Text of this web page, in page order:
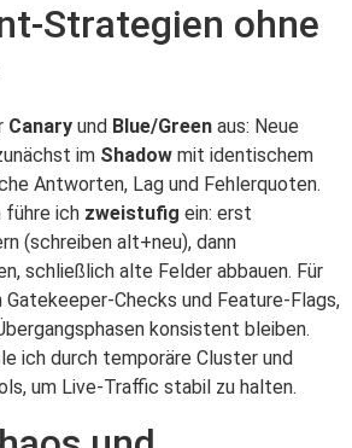
ohne
Canary und Blue/Green aus: Neue
im Shadow mit identischem
Antworten, Lag und Fehlerquoten.
führe ich zweistufig ein: erst
(schreiben alt+neu), dann
schließlich alte Felder abbauen. Für
und Feature‑Flags,
konsistent bleiben.
ich durch temporäre Cluster und
um Live‑Traffic stabil zu halten.